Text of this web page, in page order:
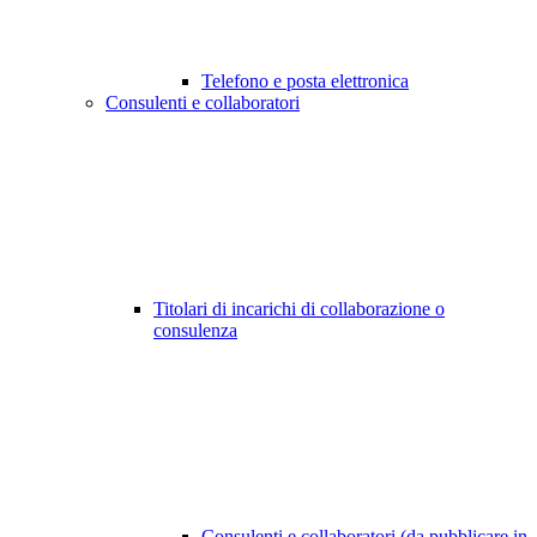
Telefono e posta elettronica
Consulenti e collaboratori
Titolari di incarichi di collaborazione o
consulenza